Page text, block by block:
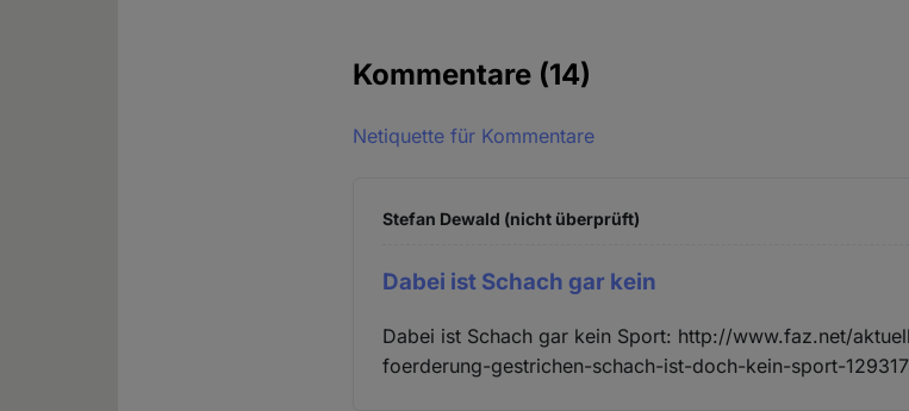
Kommentare (14)
Netiquette für Kommentare
Stefan Dewald (nicht überprüft)
Dabei ist Schach gar kein
Dabei ist Schach gar kein Sport: http://www.faz.net/
foerderung-gestrichen-schach-ist-doch-kein-sport-